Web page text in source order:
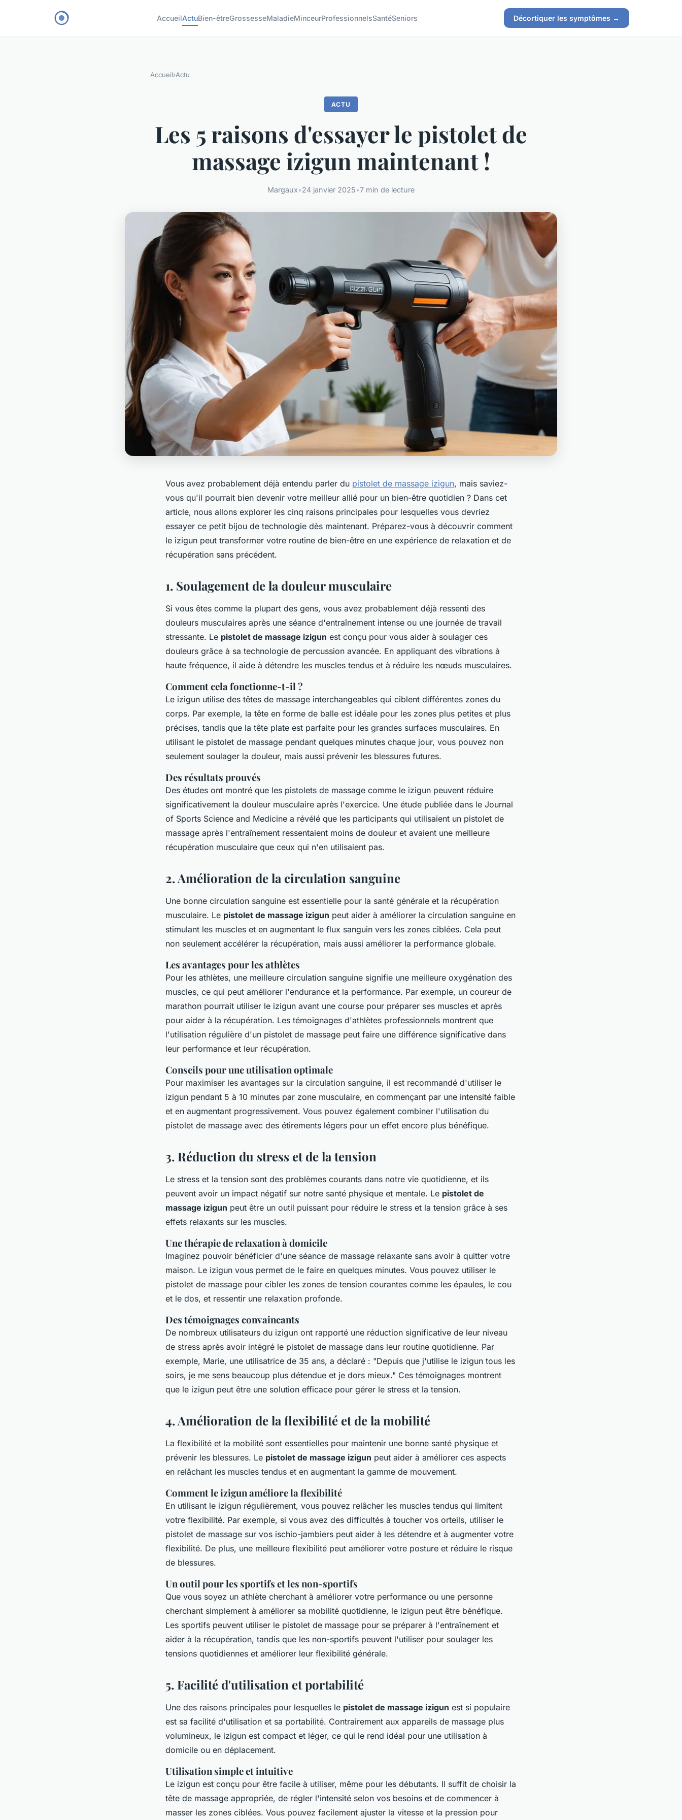
AccueilActuBien-êtreGrossesseMaladieMinceurProfessionnelsSantéSeniors Décortiquer les symptômes →
Accueil›Actu
ACTU
Les 5 raisons d'essayer le pistolet de
massage izigun maintenant !
Margaux•24 janvier 2025•7 min de lecture
Vous avez probablement déjà entendu parler du pistolet de massage izigun, mais saviez-
vous qu'il pourrait bien devenir votre meilleur allié pour un bien-être quotidien ? Dans cet
article, nous allons explorer les cinq raisons principales pour lesquelles vous devriez
essayer ce petit bijou de technologie dès maintenant. Préparez-vous à découvrir comment
le izigun peut transformer votre routine de bien-être en une expérience de relaxation et de
récupération sans précédent.
1. Soulagement de la douleur musculaire
Si vous êtes comme la plupart des gens, vous avez probablement déjà ressenti des
douleurs musculaires après une séance d'entraînement intense ou une journée de travail
stressante. Le pistolet de massage izigun est conçu pour vous aider à soulager ces
douleurs grâce à sa technologie de percussion avancée. En appliquant des vibrations à
haute fréquence, il aide à détendre les muscles tendus et à réduire les nœuds musculaires.
Comment cela fonctionne-t-il ?
Le izigun utilise des têtes de massage interchangeables qui ciblent différentes zones du
corps. Par exemple, la tête en forme de balle est idéale pour les zones plus petites et plus
précises, tandis que la tête plate est parfaite pour les grandes surfaces musculaires. En
utilisant le pistolet de massage pendant quelques minutes chaque jour, vous pouvez non
seulement soulager la douleur, mais aussi prévenir les blessures futures.
Des résultats prouvés
Des études ont montré que les pistolets de massage comme le izigun peuvent réduire
significativement la douleur musculaire après l'exercice. Une étude publiée dans le Journal
of Sports Science and Medicine a révélé que les participants qui utilisaient un pistolet de
massage après l'entraînement ressentaient moins de douleur et avaient une meilleure
récupération musculaire que ceux qui n'en utilisaient pas.
2. Amélioration de la circulation sanguine
Une bonne circulation sanguine est essentielle pour la santé générale et la récupération
musculaire. Le pistolet de massage izigun peut aider à améliorer la circulation sanguine en
stimulant les muscles et en augmentant le flux sanguin vers les zones ciblées. Cela peut
non seulement accélérer la récupération, mais aussi améliorer la performance globale.
Les avantages pour les athlètes
Pour les athlètes, une meilleure circulation sanguine signifie une meilleure oxygénation des
muscles, ce qui peut améliorer l'endurance et la performance. Par exemple, un coureur de
marathon pourrait utiliser le izigun avant une course pour préparer ses muscles et après
pour aider à la récupération. Les témoignages d'athlètes professionnels montrent que
l'utilisation régulière d'un pistolet de massage peut faire une différence significative dans
leur performance et leur récupération.
Conseils pour une utilisation optimale
Pour maximiser les avantages sur la circulation sanguine, il est recommandé d'utiliser le
izigun pendant 5 à 10 minutes par zone musculaire, en commençant par une intensité faible
et en augmentant progressivement. Vous pouvez également combiner l'utilisation du
pistolet de massage avec des étirements légers pour un effet encore plus bénéfique.
3. Réduction du stress et de la tension
Le stress et la tension sont des problèmes courants dans notre vie quotidienne, et ils
peuvent avoir un impact négatif sur notre santé physique et mentale. Le pistolet de
massage izigun peut être un outil puissant pour réduire le stress et la tension grâce à ses
effets relaxants sur les muscles.
Une thérapie de relaxation à domicile
Imaginez pouvoir bénéficier d'une séance de massage relaxante sans avoir à quitter votre
maison. Le izigun vous permet de le faire en quelques minutes. Vous pouvez utiliser le
pistolet de massage pour cibler les zones de tension courantes comme les épaules, le cou
et le dos, et ressentir une relaxation profonde.
Des témoignages convaincants
De nombreux utilisateurs du izigun ont rapporté une réduction significative de leur niveau
de stress après avoir intégré le pistolet de massage dans leur routine quotidienne. Par
exemple, Marie, une utilisatrice de 35 ans, a déclaré : "Depuis que j'utilise le izigun tous les
soirs, je me sens beaucoup plus détendue et je dors mieux." Ces témoignages montrent
que le izigun peut être une solution efficace pour gérer le stress et la tension.
4. Amélioration de la flexibilité et de la mobilité
La flexibilité et la mobilité sont essentielles pour maintenir une bonne santé physique et
prévenir les blessures. Le pistolet de massage izigun peut aider à améliorer ces aspects
en relâchant les muscles tendus et en augmentant la gamme de mouvement.
Comment le izigun améliore la flexibilité
En utilisant le izigun régulièrement, vous pouvez relâcher les muscles tendus qui limitent
votre flexibilité. Par exemple, si vous avez des difficultés à toucher vos orteils, utiliser le
pistolet de massage sur vos ischio-jambiers peut aider à les détendre et à augmenter votre
flexibilité. De plus, une meilleure flexibilité peut améliorer votre posture et réduire le risque
de blessures.
Un outil pour les sportifs et les non-sportifs
Que vous soyez un athlète cherchant à améliorer votre performance ou une personne
cherchant simplement à améliorer sa mobilité quotidienne, le izigun peut être bénéfique.
Les sportifs peuvent utiliser le pistolet de massage pour se préparer à l'entraînement et
aider à la récupération, tandis que les non-sportifs peuvent l'utiliser pour soulager les
tensions quotidiennes et améliorer leur flexibilité générale.
5. Facilité d'utilisation et portabilité
Une des raisons principales pour lesquelles le pistolet de massage izigun est si populaire
est sa facilité d'utilisation et sa portabilité. Contrairement aux appareils de massage plus
volumineux, le izigun est compact et léger, ce qui le rend idéal pour une utilisation à
domicile ou en déplacement.
Utilisation simple et intuitive
Le izigun est conçu pour être facile à utiliser, même pour les débutants. Il suffit de choisir la
tête de massage appropriée, de régler l'intensité selon vos besoins et de commencer à
masser les zones ciblées. Vous pouvez facilement ajuster la vitesse et la pression pour